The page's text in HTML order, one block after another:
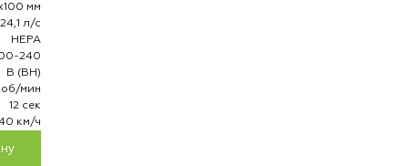
мм
24,1 л/с
HEPA
240
В (ВН)
мин
12 сек
км/ч